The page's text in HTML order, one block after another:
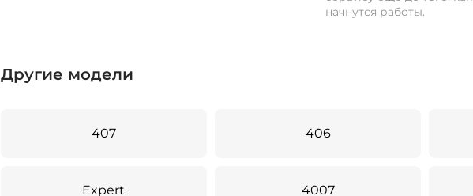
начнутся работы.
Другие модели
407 406
Expert 4007